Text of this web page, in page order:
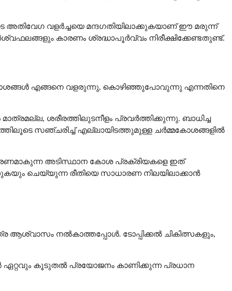
വളർച്ചയെ മന്ദഗതിയിലാക്കുകയാണ് ഈ മരുന്ന്
കാരണം ശ്രദ്ധാപൂർവ്വം നിരീക്ഷിക്കേണ്ടതുണ്ട്.
എങ്ങനെ വളരുന്നു, കൊഴിഞ്ഞുപോവുന്നു എന്നതിനെ
ശരീരത്തിലുടനീളം പ്രവർത്തിക്കുന്നു. ബാധിച്ച
സഞ്ചരിച്ച് എല്ലായിടത്തുമുള്ള ചർമ്മകോശങ്ങളിൽ
അടിസ്ഥാന കോശ പ്രക്രിയകളെ ഇത്
ചെയ്യുന്ന രീതിയെ സാധാരണ നിലയിലാക്കാൻ
ആശ്വാസം നൽകാത്തപ്പോൾ. ടോപ്പിക്കൽ ചികിത്സകളും,
ഏറ്റവും കൂടുതൽ പ്രയോജനം കാണിക്കുന്ന പ്രധാന